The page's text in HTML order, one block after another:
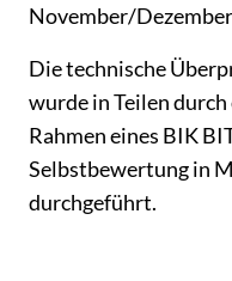
November/
Die technische
wurde in Teilen
Rahmen eines BIK
Selbstbewertung in
durchgeführt.